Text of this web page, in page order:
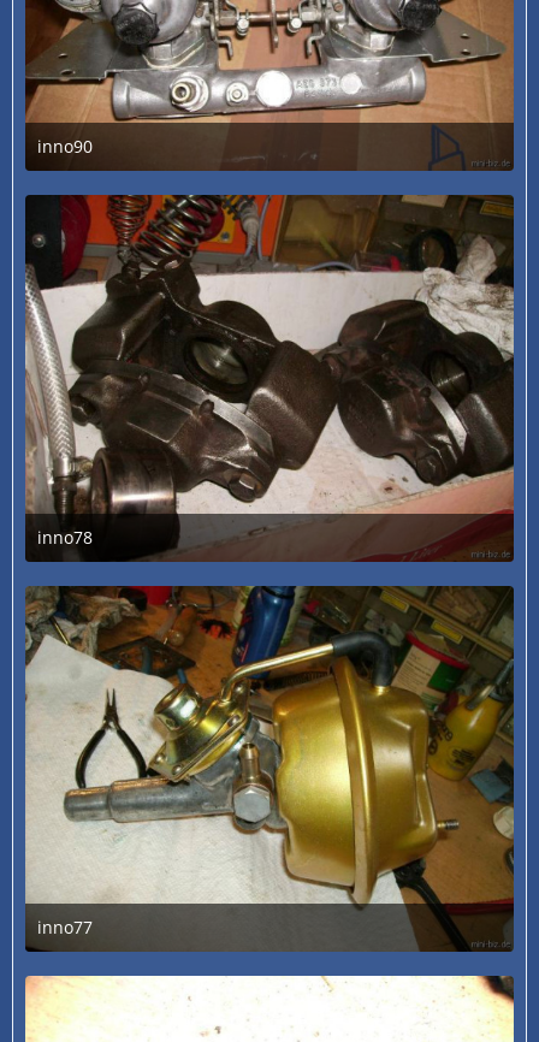
inno90
3. Juli 2020 um 13:31
inno78
3. Juli 2020 um 13:30
inno77
3. Juli 2020 um 13:30